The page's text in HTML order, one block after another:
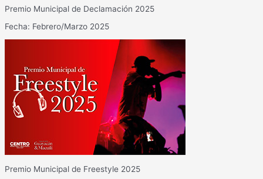
Premio Municipal de Declamación 2025
Fecha: Febrero/Marzo 2025
Premio Municipal de Freestyle 2025